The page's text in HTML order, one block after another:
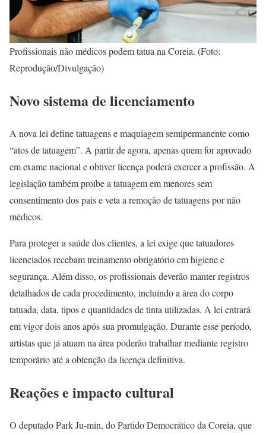
Profissionais não médicos podem tatua na Coreia. (Foto:
Reprodução/Divulgação)
Novo sistema de licenciamento
A nova lei define tatuagens e maquiagem semipermanente como
“atos de tatuagem”. A partir de agora, apenas quem for aprovado
em exame nacional e obtiver licença poderá exercer a profissão. A
legislação também proíbe a tatuagem em menores sem
consentimento dos pais e veta a remoção de tatuagens por não
médicos.
Para proteger a saúde dos clientes, a lei exige que tatuadores
licenciados recebam treinamento obrigatório em higiene e
segurança. Além disso, os profissionais deverão manter registros
detalhados de cada procedimento, incluindo a área do corpo
tatuada, data, tipos e quantidades de tinta utilizadas. A lei entrará
em vigor dois anos após sua promulgação. Durante esse período,
artistas que já atuam na área poderão trabalhar mediante registro
temporário até a obtenção da licença definitiva.
Reações e impacto cultural
O deputado Park Ju-min, do Partido Democrático da Coreia, que